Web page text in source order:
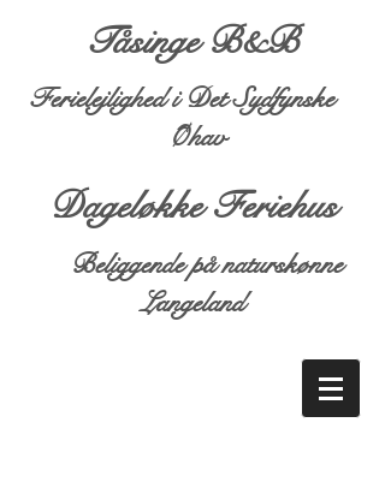
Tåsinge B&B
Ferielejlighed i Det Sydfynske
Øhav
Dageløkke Feriehus
Beliggende på naturskønne
Langeland